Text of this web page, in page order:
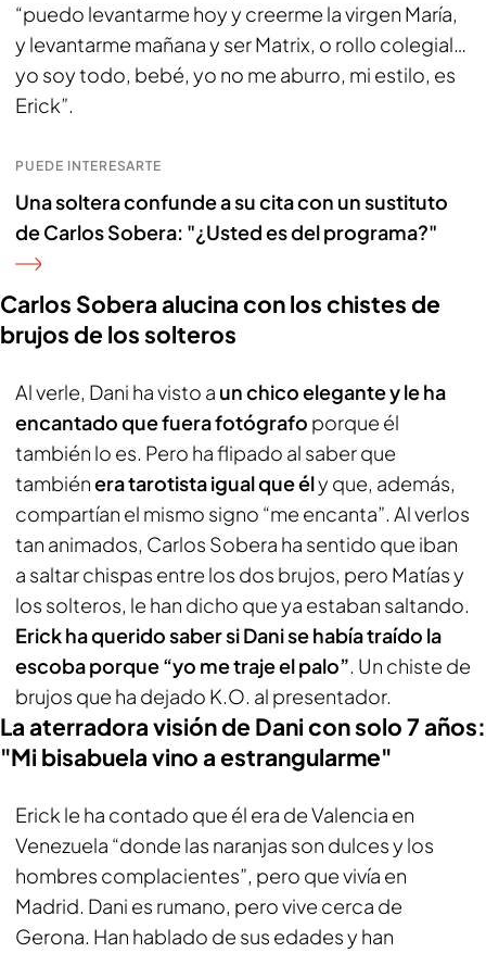
“puedo levantarme hoy y creerme la virgen María,
y levantarme mañana y ser Matrix, o rollo colegial…
yo soy todo, bebé, yo no me aburro, mi estilo, es
Erick”.
PUEDE INTERESARTE
Una soltera confunde a su cita con un sustituto
de Carlos Sobera: "¿Usted es del programa?"
Carlos Sobera alucina con los chistes de
brujos de los solteros
Al verle, Dani ha visto a un chico elegante y le ha
encantado que fuera fotógrafo porque él
también lo es. Pero ha flipado al saber que
tambiénera tarotista igual que ély que, además,
compartían el mismo signo “me encanta”. Al verlos
tan animados, Carlos Sobera ha sentido que iban
a saltar chispas entre los dos brujos, pero Matías y
los solteros, le han dicho que ya estaban saltando.
Erick ha querido saber si Dani se había traído la
escoba porque “yo me traje el palo”. Un chiste de
brujos que ha dejado K.O. al presentador.
La aterradora visión de Dani con solo 7 años:
"Mi bisabuela vino a estrangularme"
Erick le ha contado que él era de Valencia en
Venezuela “donde las naranjas son dulces y los
hombres complacientes”, pero que vivía en
Madrid. Dani es rumano, pero vive cerca de
Gerona. Han hablado de sus edades y han